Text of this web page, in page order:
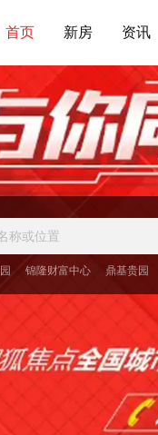
首页 新房 资讯
锦隆财富中心 鼎基贵园